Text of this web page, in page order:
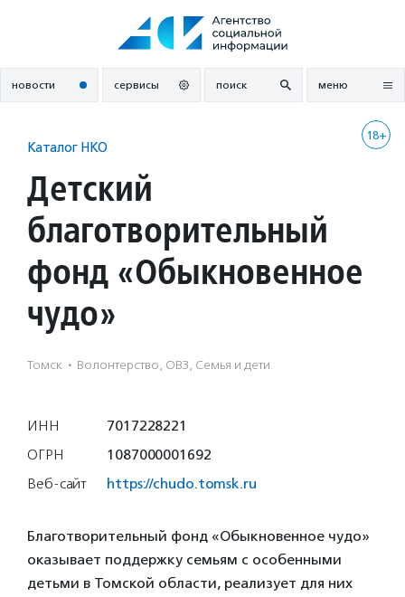
новости сервисы поиск меню
18+
Каталог НКО
Детский
благотворительный
фонд «Обыкновенное
чудо»
Томск · Волонтерство, ОВЗ, Семья и дети
ИНН
7017228221
ОГРН
1087000001692
Веб-сайт
https://chudo.tomsk.ru
Благотворительный фонд «Обыкновенное чудо»
оказывает поддержку семьям с особенными
детьми в Томской области, реализует для них